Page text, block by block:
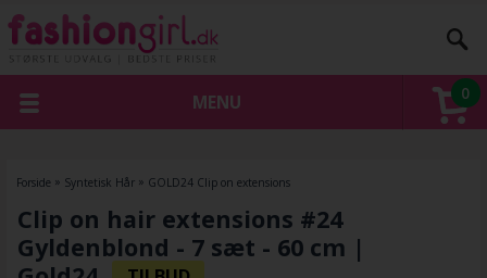
0
MENU
Forside » Syntetisk Hår» GOLD24 Clip on extensions
Clip on hair extensions #24
Gyldenblond - 7 sæt - 60 cm |